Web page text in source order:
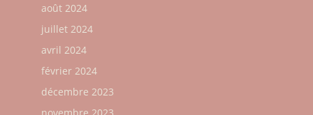
août 2024
juillet 2024
avril 2024
février 2024
décembre 2023
novembre 2023